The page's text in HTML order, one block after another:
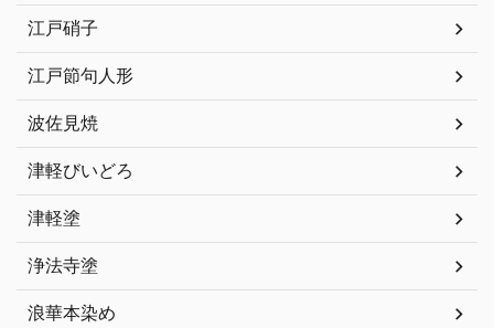
江戸硝子
江戸節句人形
波佐見焼
津軽びいどろ
津軽塗
浄法寺塗
浪華本染め